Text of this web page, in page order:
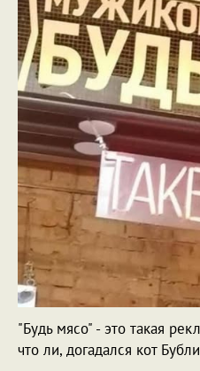
"Будь мясо" - это такая
что ли, догадался кот